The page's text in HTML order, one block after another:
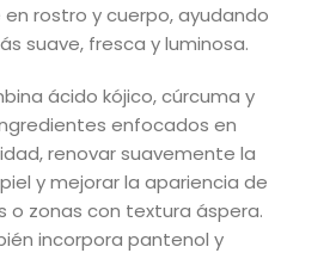
rostro y cuerpo, ayudando
suave, fresca y luminosa.
ácido kójico, cúrcuma y
enfocados en
renovar suavemente la
y mejorar la apariencia de
o zonas con textura áspera.
incorpora pantenol y